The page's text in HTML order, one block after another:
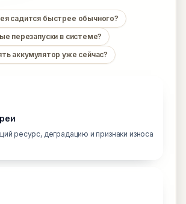
садится быстрее обычного?
перезапуски в системе?
аккумулятор уже сейчас?
ресурс, деградацию и признаки износа